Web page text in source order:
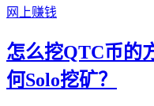
网上赚钱
怎么挖QTC币的
何Solo挖矿？